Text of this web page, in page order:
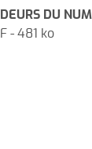
la
commerçants
DU
- 481 ko